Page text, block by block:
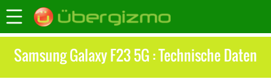
Samsung Galaxy F23 5G : Technische Daten